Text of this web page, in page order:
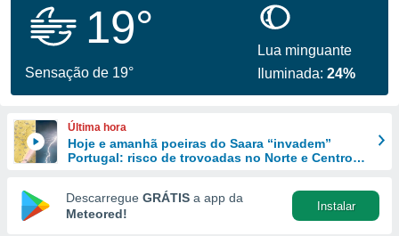
fornecidas
a este
das
e
forma
digital
19°
Sensação de 19°
Lua minguante
Iluminada:24%
Última hora
Hoje e amanhã poeiras do Saara “invadem”
Portugal: risco de trovoadas no Norte e Centro
Descarregue GRÁTIS a app da
Meteored!
Instalar